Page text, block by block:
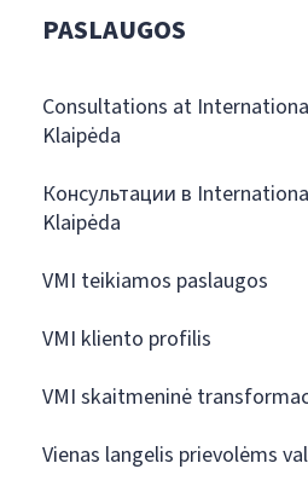
PASLAUGOS
Consultations at
Klaipėda
Консультации в
Klaipėda
VMI teikiamos paslaugos
VMI kliento profilis
VMI skaitmeninė
Vienas langelis prievolėms